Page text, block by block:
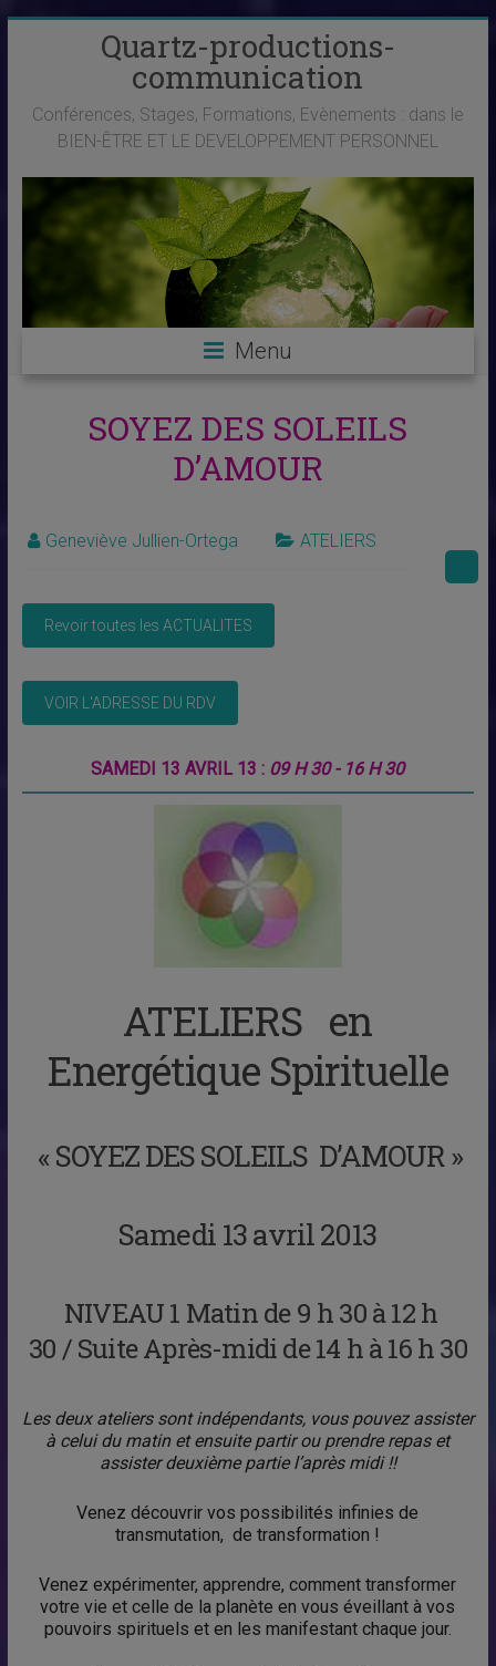
Quartz-productions-
communication
Conférences, Stages, Formations, Evènements : dans le
BIEN-ÊTRE ET LE DEVELOPPEMENT PERSONNEL
Menu
SOYEZ DES SOLEILS
D’AMOUR
Geneviève Jullien-Ortega ATELIERS
SAMEDI 13 AVRIL 13 : 09 H 30 - 16 H 30
ATELIERS en
Energétique Spirituelle
« SOYEZ DES SOLEILS D’AMOUR »
Samedi 13 avril 2013
NIVEAU 1 Matin de 9 h 30 à 12 h
30 / Suite Après-midi de 14 h à 16 h 30
Les deux ateliers sont indépendants, vous pouvez assister
à celui du matin et ensuite partir ou prendre repas et
assister deuxième partie l’après midi !!
Venez découvrir vos possibilités infinies de
transmutation, de transformation !
Venez expérimenter, apprendre, comment transformer
votre vie et celle de la planète en vous éveillant à vos
pouvoirs spirituels et en les manifestant chaque jour.